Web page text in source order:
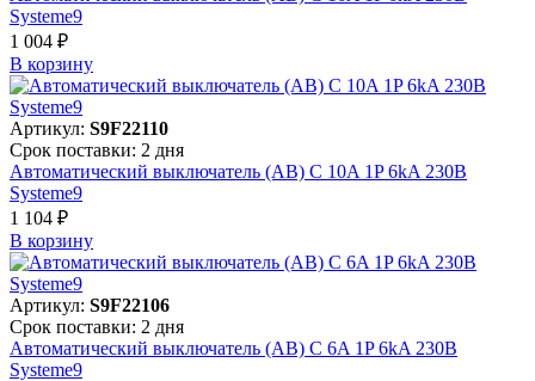
Systeme9
1 004 ₽
В корзинy
Артикул: S9F22110
Срок поставки: 2 дня
Автоматический выключатель (АВ) C 10A 1P 6kA 230В
Systeme9
1 104 ₽
В корзинy
Артикул: S9F22106
Срок поставки: 2 дня
Автоматический выключатель (АВ) C 6A 1P 6kA 230В
Systeme9